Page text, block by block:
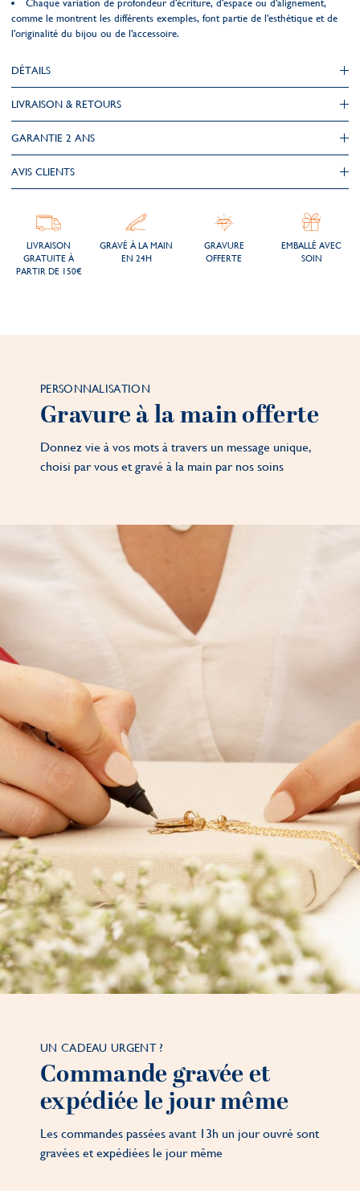
Chaque variation de profondeur d'écriture, d'espace ou d'alignement,
comme le montrent les différents exemples, font partie de l'esthétique et de
l'originalité du bijou ou de l'accessoire.
DÉTAILS
LIVRAISON & RETOURS
GARANTIE 2 ANS
AVIS CLIENTS
LIVRAISON
GRATUITE À
PARTIR DE 150€
GRAVÉ À LA MAIN
EN 24H
GRAVURE
OFFERTE
EMBALLÉ AVEC
SOIN
PERSONNALISATION
Gravure à la main offerte
Donnez vie à vos mots à travers un message unique,
choisi par vous et gravé à la main par nos soins
UN CADEAU URGENT ?
Commande gravée et
expédiée le jour même
Les commandes passées avant 13h un jour ouvré sont
gravées et expédiées le jour même